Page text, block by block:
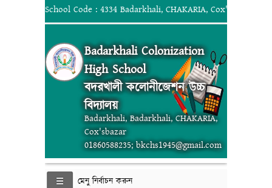
School Code : 4334 Badarkhali, CHAKARIA, Cox'sbazar;
Badarkhali Colonization
High School
বদরখালী কলোনীজেশন উচ্চ
বিদ্যালয়
Badarkhali, Badarkhali, CHAKARIA,
Cox'sbazar
01860588235; bkchs1945@gmail.com
মেনু নির্বাচন করুন